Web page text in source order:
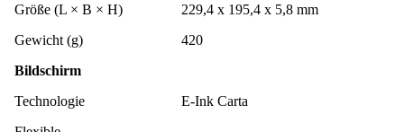
Größe (L × B × H)
229,4 x 195,4 x 5,8 mm
Gewicht (g)
420
Bildschirm
Technologie
E-Ink Carta